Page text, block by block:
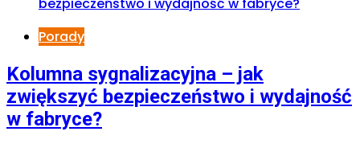
Porady
Kolumna sygnalizacyjna – jak
zwiększyć bezpieczeństwo i wydajność
w fabryce?